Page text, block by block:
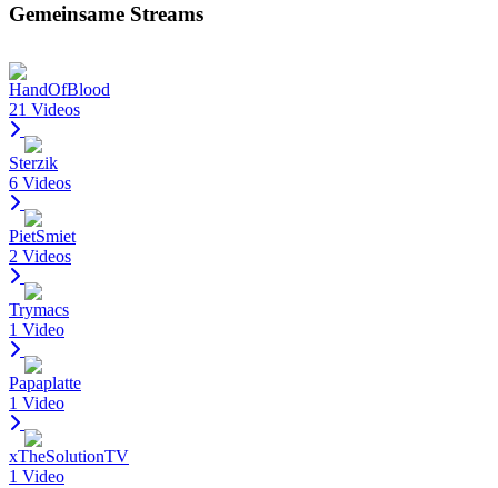
Gemeinsame Streams
HandOfBlood
21 Videos
Sterzik
6 Videos
PietSmiet
2 Videos
Trymacs
1 Video
Papaplatte
1 Video
xTheSolutionTV
1 Video